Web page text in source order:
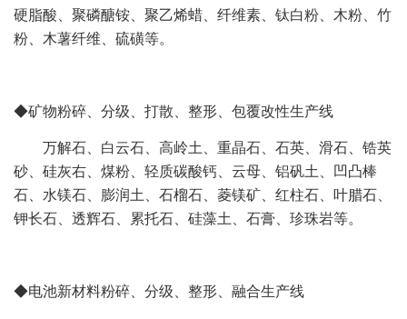
硬脂酸、聚磷醣铵、聚乙烯蜡、纤维素、钛白粉、木粉、竹
粉、木薯纤维、硫磺等。
◆矿物粉碎、分级、打散、整形、包覆改性生产线
万解石、白云石、高岭土、重晶石、石英、滑石、锆英
砂、硅灰右、煤粉、轻质碳酸钙、云母、铝矾土、凹凸棒
石、水镁石、膨润土、石榴石、菱镁矿、红柱石、叶腊石、
钾长石、透辉石、累托石、硅藻土、石膏、珍珠岩等。
◆电池新材料粉碎、分级、整形、融合生产线